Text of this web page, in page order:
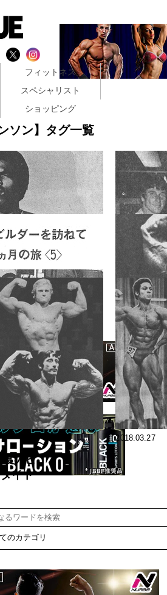
フィットネス
スペシャリスト
ショッピング
ソン】タグ一覧
流選
作戦
ー・
ンの
2018.10.01
、一
ーを
アメ
月の
＞
2018.06.29
度のビ
イト
した
2018.03.27